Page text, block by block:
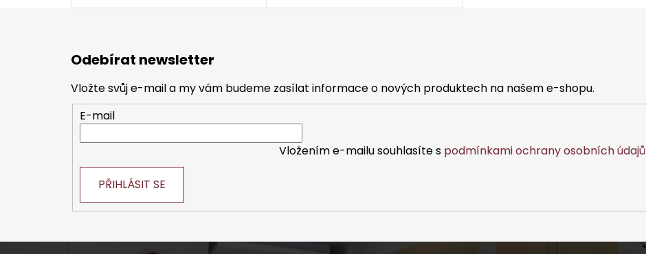
Odebírat newsletter
Vložte svůj e-mail a my vám budeme zasílat informace o nových produktech na našem e-shopu.
E-mail
Vložením e-mailu souhlasíte s podmínkami ochrany osobních údajů
PŘIHLÁSIT SE